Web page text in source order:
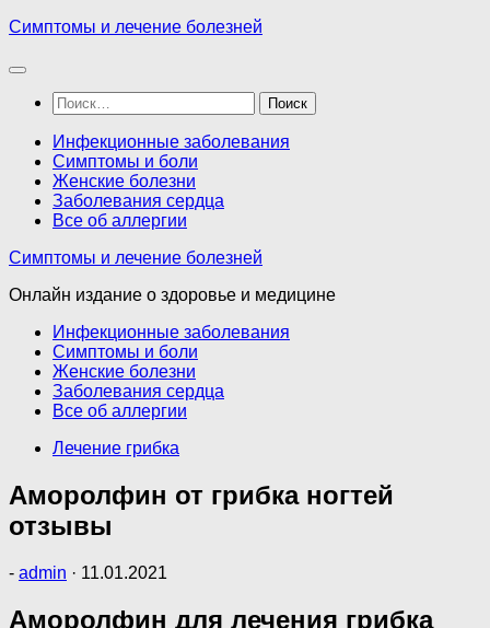
Перейти
содержимому
Симптомы и лечение болезней
Найти:
Инфекционные заболевания
Симптомы и боли
Женские болезни
Заболевания сердца
Все об аллергии
Симптомы и лечение болезней
Онлайн издание о здоровье и медицине
Инфекционные заболевания
Симптомы и боли
Женские болезни
Заболевания сердца
Все об аллергии
Лечение грибка
Аморолфин от грибка ногтей
отзывы
- admin · 11.01.2021
Аморолфин для лечения грибка